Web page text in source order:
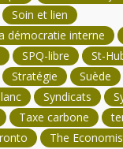
Soin et lien
démocratie interne
SPQ-libre
St-
Stratégie
Suède
Syndicats
Taxe carbone
The